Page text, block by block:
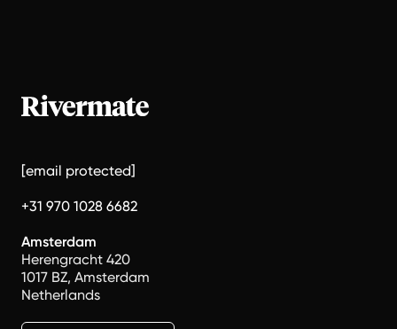
[email protected]
+31 970 1028 6682
Amsterdam
Herengracht 420
1017 BZ, Amsterdam
Netherlands